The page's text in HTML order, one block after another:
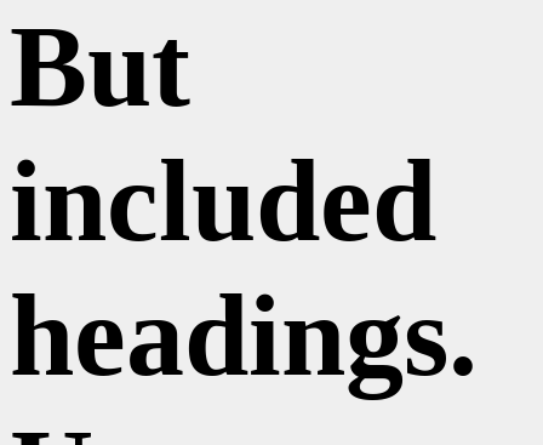
But
included
headings.